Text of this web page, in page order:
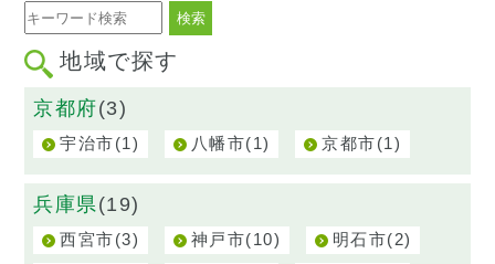
地域で探す
京都府(3)
宇治市(1) 八幡市(1) 京都市(1)
兵庫県(19)
西宮市(3) 神戸市(10) 明石市(2)